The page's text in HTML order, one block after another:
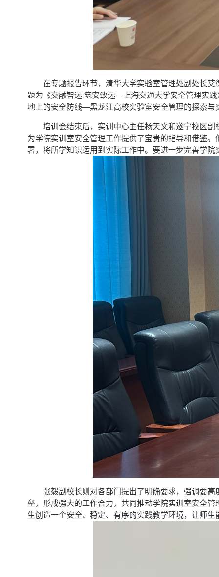
在专题报告环节，清华大学实验室管理处副处长
题为《交融智远·筑安致远—上海交通大学安全管理实
地上的安全防线—黑龙江高校实验室安全管理的探索
培训会结束后，实训中心主任杨天文和遂宁校区
为学院实训室安全管理工作提供了宝贵的指导和借鉴
署，将所学知识运用到实际工作中。要进一步完善学
张毅副校长则对各部门提出了明确要求，强调要
垒，形成强大的工作合力，共同推动学院实训室安全
生创造一个安全、稳定、有序的实践教学环境，让师